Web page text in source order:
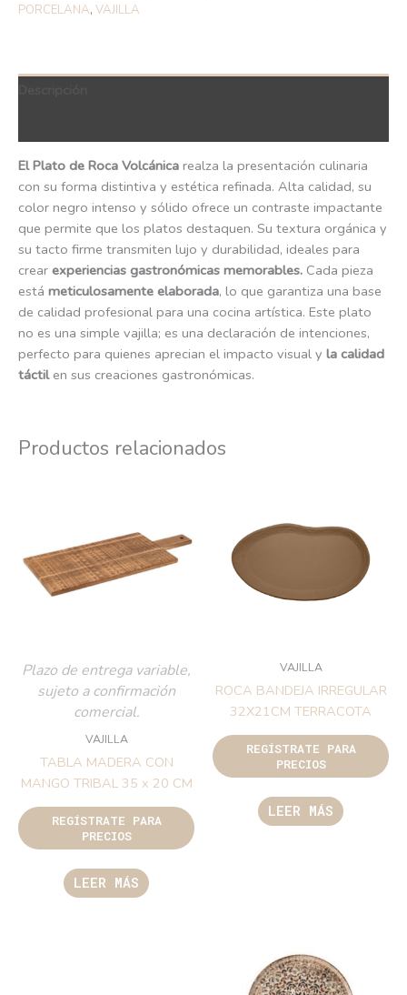
PORCELANA, VAJILLA
El Plato de Roca Volcánica realza la presentación culinaria
con su forma distintiva y estética refinada. Alta calidad, su
color negro intenso y sólido ofrece un contraste impactante
que permite que los platos destaquen. Su textura orgánica y
su tacto firme transmiten lujo y durabilidad, ideales para
crear experiencias gastronómicas memorables. Cada pieza
está meticulosamente elaborada, lo que garantiza una base
de calidad profesional para una cocina artística. Este plato
no es una simple vajilla; es una declaración de intenciones,
perfecto para quienes aprecian el impacto visual y la calidad
táctilen sus creaciones gastronómicas.
Productos relacionados
Plazo de entrega variable,
sujeto a confirmación
comercial.
VAJILLA
TABLA MADERA CON
MANGO TRIBAL 35 x 20 CM
REGÍSTRATE PARA
PRECIOS
LEER MÁS
VAJILLA
ROCA BANDEJA IRREGULAR
32X21CM TERRACOTA
REGÍSTRATE PARA
PRECIOS
LEER MÁS